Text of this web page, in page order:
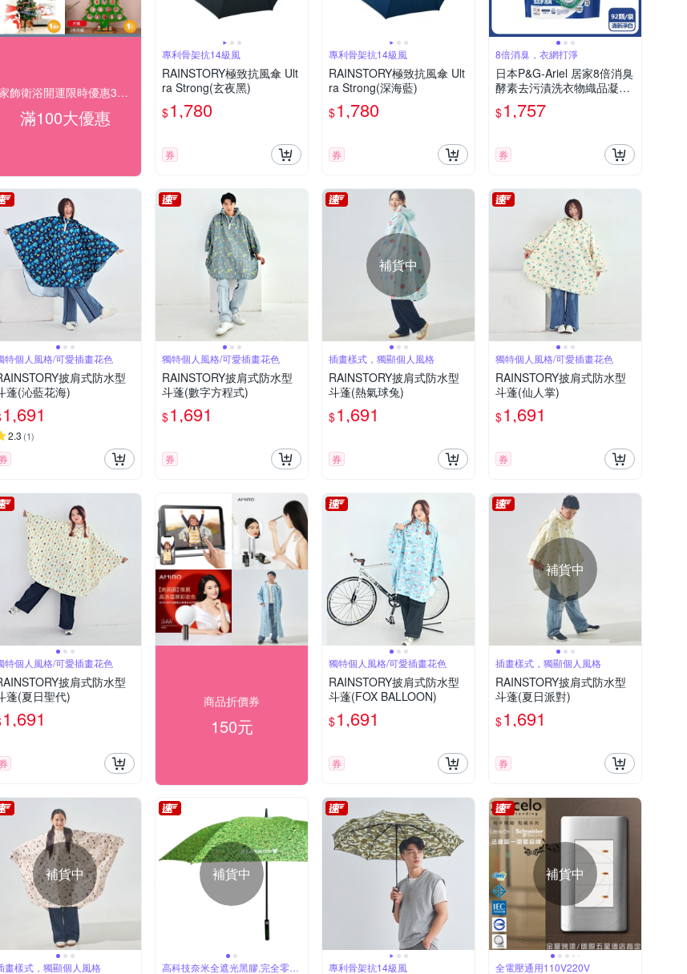
家飾衛浴開運限時優惠3折起
滿100大優惠
專利骨架抗14級風
RAINSTORY極致抗風傘 Ult
ra Strong(玄夜黑)
$1,780
券
專利骨架抗14級風
RAINSTORY極致抗風傘 Ult
ra Strong(深海藍)
$1,780
券
8倍消臭，衣網打淨
日本P&G-Ariel 居家8倍消臭
酵素去污漬洗衣物織品凝膠
球92顆/袋(室內晾曬除臭,防
霉4D膠囊,家庭號補充包)
$1,757
券
特個人風格/可愛插畫花色
披肩式防水型
蓬(沁藍花海)
1,691
2.3 (1)
券
獨特個人風格/可愛插畫花色
RAINSTORY披肩式防水型
斗蓬(數字方程式)
$1,691
券
補貨中
插畫樣式，獨顯個人風格
RAINSTORY披肩式防水型
斗蓬(熱氣球兔)
$1,691
券
獨特個人風格/可愛插畫花色
RAINSTORY披肩式防水型
斗蓬(仙人掌)
$1,691
券
特個人風格/可愛插畫花色
披肩式防水型
蓬(夏日聖代)
1,691
券
商品折價券
150元
獨特個人風格/可愛插畫花色
RAINSTORY披肩式防水型
斗蓬(FOX BALLOON)
$1,691
券
補貨中
插畫樣式，獨顯個人風格
RAINSTORY披肩式防水型
斗蓬(夏日派對)
$1,691
券
補貨中
畫樣式，獨顯個人風格
補貨中
高科技奈米全遮光黑膠,完全零透 專利骨架抗14級風
補貨中
全電壓通用110V220V